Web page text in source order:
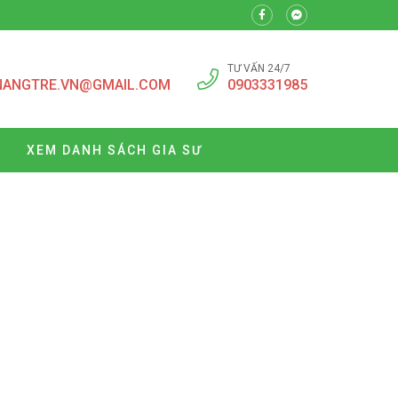
TƯ VẤN 24/7
0903331985
XEM DANH SÁCH GIA SƯ